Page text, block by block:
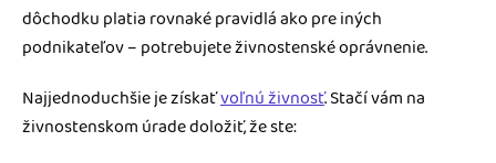
dôchodku platia rovnaké pravidlá ako pre iných
podnikateľov – potrebujete živnostenské oprávnenie.
Najjednoduchšie je získaťvoľnú živnosť. Stačí vám na
živnostenskom úrade doložiť, že ste: